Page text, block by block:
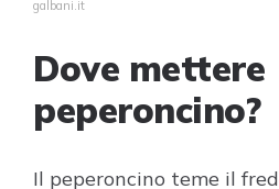
galbani.it
Dove mettere
peperoncino?
Il peperoncino teme il